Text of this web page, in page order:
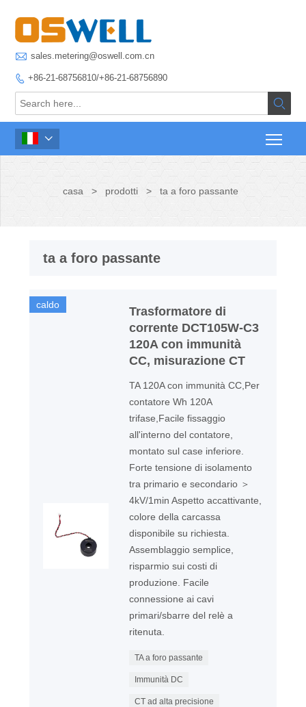
 sales.metering@oswell.com.cn
 +86-21-68756810/+86-21-68756890


casa > prodotti > ta a foro passante
ta a foro passante
caldo
Trasformatore di
corrente DCT105W-C3
120A con immunità
CC, misurazione CT
TA 120A con immunità CC,Per
contatore Wh 120A
trifase,Facile fissaggio
all'interno del contatore,
montato sul case inferiore.
Forte tensione di isolamento
tra primario e secondario ＞
4kV/1min Aspetto accattivante,
colore della carcassa
disponibile su richiesta.
Assemblaggio semplice,
risparmio sui costi di
produzione. Facile
connessione ai cavi
primari/sbarre del relè a
ritenuta.
TA a foro passante
Immunità DC
CT ad alta precisione